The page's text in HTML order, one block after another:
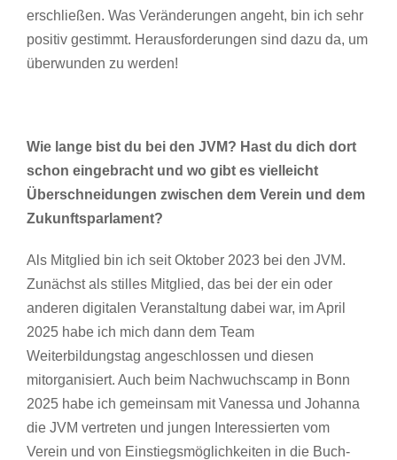
erschließen. Was Veränderungen angeht, bin ich sehr
positiv gestimmt. Herausforderungen sind dazu da, um
überwunden zu werden!
Wie lange bist du bei den JVM? Hast du dich dort
schon eingebracht und wo gibt es vielleicht
Überschneidungen zwischen dem Verein und dem
Zukunftsparlament?
Als Mitglied bin ich seit Oktober 2023 bei den JVM.
Zunächst als stilles Mitglied, das bei der ein oder
anderen digitalen Veranstaltung dabei war, im April
2025 habe ich mich dann dem Team
Weiterbildungstag angeschlossen und diesen
mitorganisiert. Auch beim Nachwuchscamp in Bonn
2025 habe ich gemeinsam mit Vanessa und Johanna
die JVM vertreten und jungen Interessierten vom
Verein und von Einstiegsmöglichkeiten in die Buch-